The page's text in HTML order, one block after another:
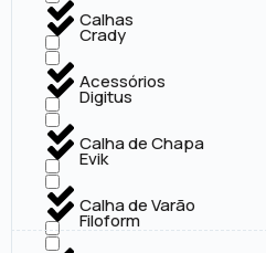
Calhas
Acessórios
Calha de Chapa
Calha de Varão
Crady
Digitus
Evik
Filoform